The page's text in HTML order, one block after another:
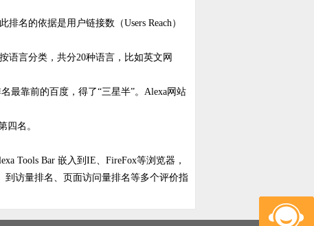
名的依据是用户链接数（Users Reach）
语言分类，共分20种语言，比如英文网
最靠前的百度，得了“三星半”。Alexa网站
四名。
Tools Bar 嵌入到IE、FireFox等浏览器，
访量排名、页面访问量排名等多个评价指